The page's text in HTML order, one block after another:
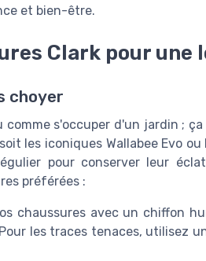
et bien-être.
Clark pour une
choyer
s'occuper d'un jardin ;
les iconiques Wallabee Evo
pour conserver leur
préférées :
chaussures avec un chiffon
les traces tenaces, utilisez